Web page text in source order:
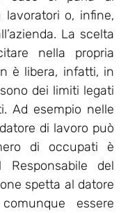
o, infine,
La scelta
nella propria
è libera, infatti, in
dei limiti legati
Ad esempio nelle
di lavoro può
di occupati è
del
spetta al datore
essere